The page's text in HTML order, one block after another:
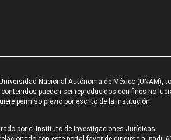
Nacional Autónoma de México (UNAM),
pueden ser reproducidos con fines no
permiso previo por escrito de la institución.
por el Instituto de Investigaciones Jurídicas.